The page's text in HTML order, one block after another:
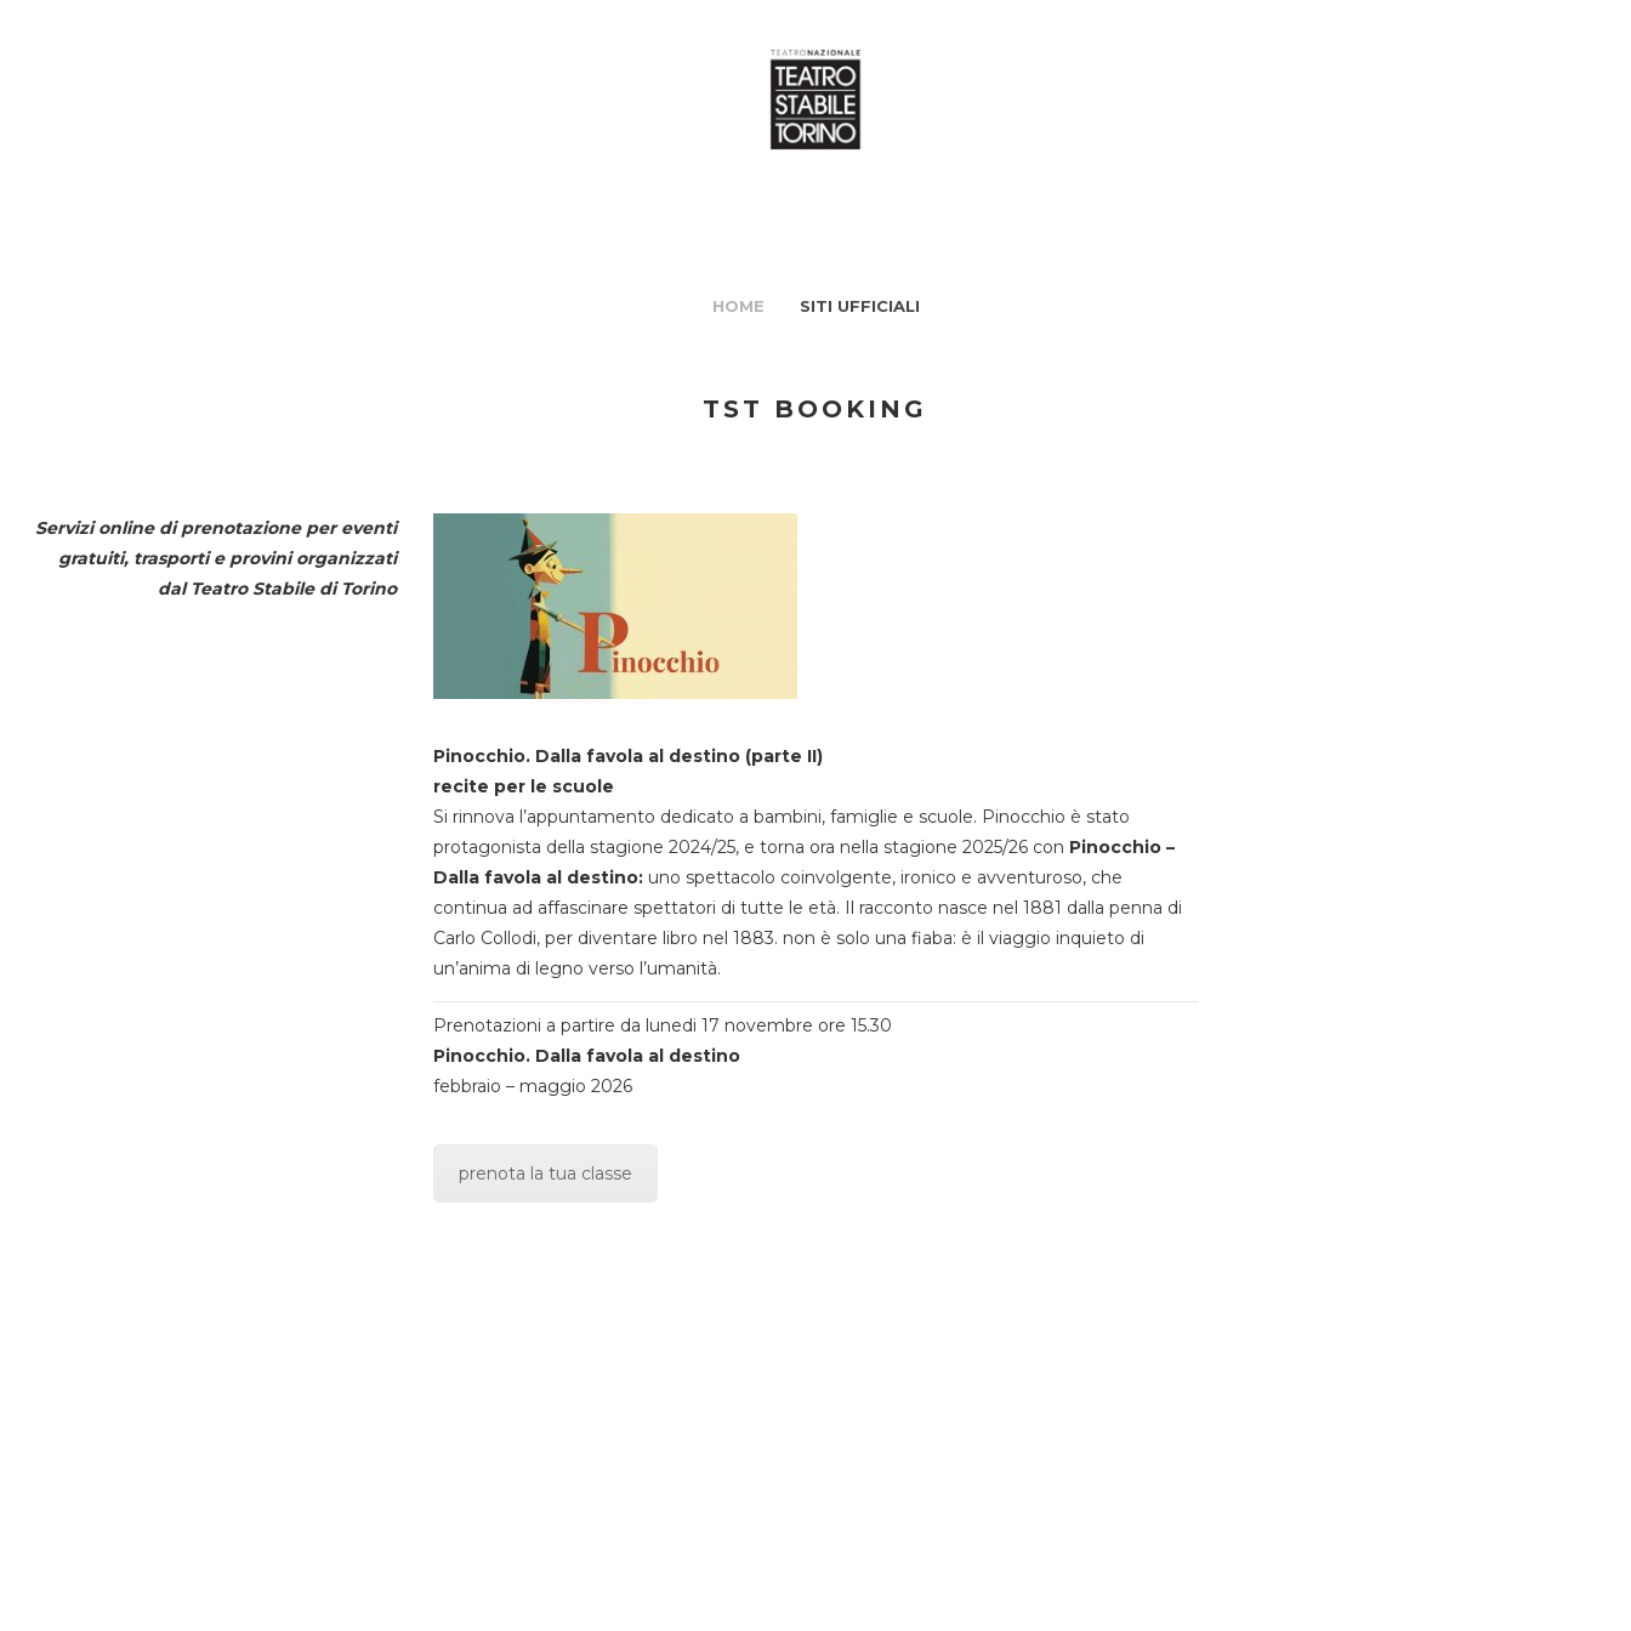
HOME SITI UFFICIALI
TST BOOKING
Servizi online di prenotazione per eventi
gratuiti, trasporti e provini organizzati
dal Teatro Stabile di Torino
Pinocchio. Dalla favola al destino (parte II)
recite per le scuole
Si rinnova l’appuntamento dedicato a bambini, famiglie e scuole. Pinocchio è stato
protagonista della stagione 2024/25, e torna ora nella stagione 2025/26 con Pinocchio –
Dalla favola al destino:uno spettacolo coinvolgente, ironico e avventuroso, che
continua ad affascinare spettatori di tutte le età. Il racconto nasce nel 1881 dalla penna di
Carlo Collodi, per diventare libro nel 1883. non è solo una fiaba: è il viaggio inquieto di
un’anima di legno verso l’umanità.
Prenotazioni a partire da lunedi 17 novembre ore 15.30
Pinocchio. Dalla favola al destino
febbraio – maggio 2026
prenota la tua classe